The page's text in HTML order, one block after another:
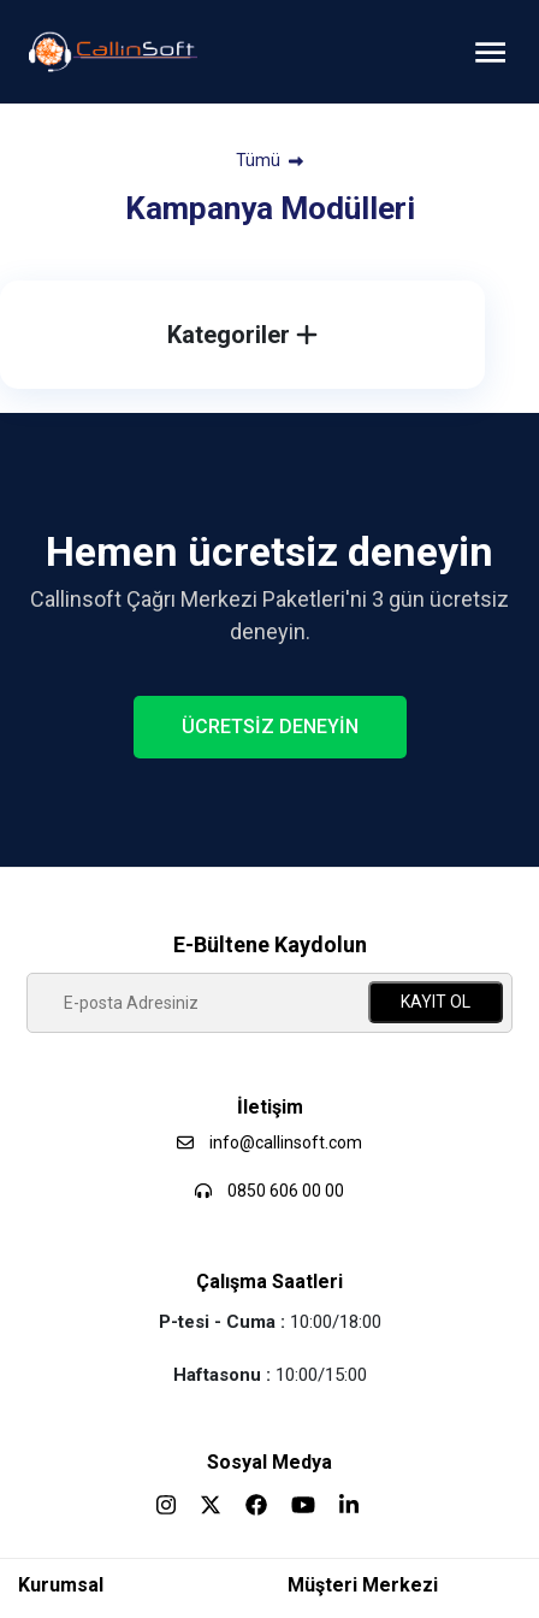
Tümü
Kampanya Modülleri
Kategoriler
Hemen ücretsiz deneyin
Callinsoft Çağrı Merkezi Paketleri'ni 3 gün ücretsiz
deneyin.
ÜCRETSİZ DENEYİN
E-Bültene Kaydolun
KAYIT OL
İletişim
info@callinsoft.com
0850 606 00 00
Çalışma Saatleri
P-tesi - Cuma : 10:00/18:00
Haftasonu : 10:00/15:00
Sosyal Medya
Kurumsal Müşteri Merkezi